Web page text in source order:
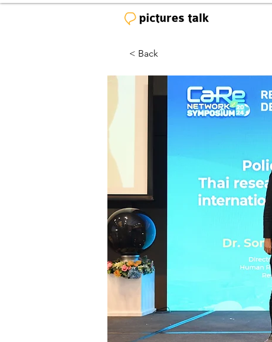
< Back